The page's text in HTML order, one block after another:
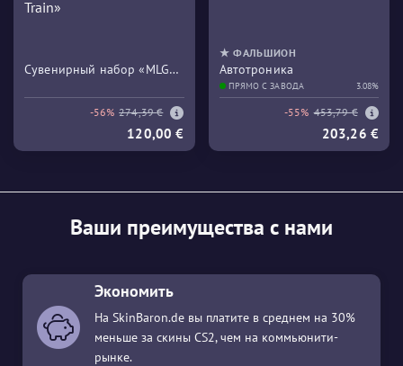
Сувенирный набор «MLG
-56% 274,39 €
120,00 €
★ ФАЛЬШИОН
Автотроника
ПРЯМО С ЗАВОДА 3.08%
-55% 453,79 €
203,26 €
Ваши преимущества с нами
Экономить
На SkinBaron.de вы платите в среднем на 30%
меньше за скины CS2, чем на коммьюнити-
рынке.